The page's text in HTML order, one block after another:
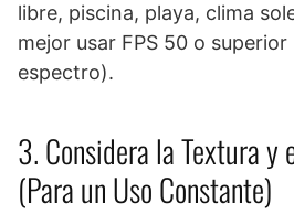
libre, piscina, playa, clima
mejor usar FPS 50 o
espectro).
3. Considera la Textura y
(Para un Uso Constante)